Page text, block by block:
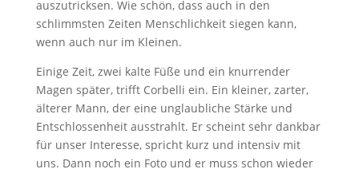
auszutricksen. Wie schön, dass auch in den
schlimmsten Zeiten Menschlichkeit siegen kann,
wenn auch nur im Kleinen.
Einige Zeit, zwei kalte Füße und ein knurrender
Magen später, trifft Corbelli ein. Ein kleiner, zarter,
älterer Mann, der eine unglaubliche Stärke und
Entschlossenheit ausstrahlt. Er scheint sehr dankbar
für unser Interesse, spricht kurz und intensiv mit
uns. Dann noch ein Foto und er muss schon wieder